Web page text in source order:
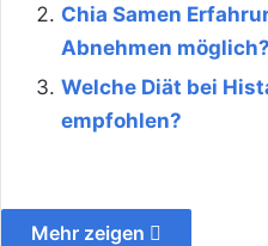
Chia Samen
Abnehmen möglich?
Welche Diät bei
empfohlen?
Mehr zeigen